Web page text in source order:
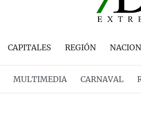
CAPITALES REGIÓN
MULTIMEDIA CARNAVAL